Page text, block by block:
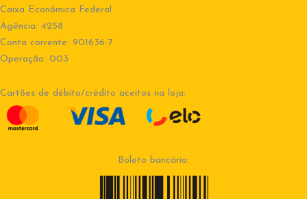
Caixa Econômica Federal
Agência: 4258
Conta corrente: 901636-7
Operação: 003
Cartões de débito/crédito aceitos na loja:
Boleto bancário: